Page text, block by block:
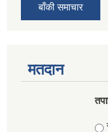
बाँकी समाचार
मतदान